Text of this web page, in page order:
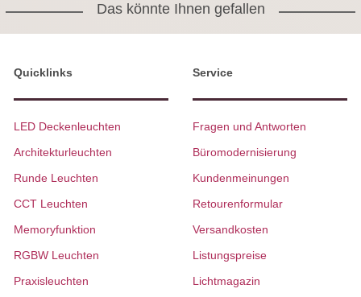
Das könnte Ihnen gefallen
Quicklinks
LED Deckenleuchten
Architekturleuchten
Runde Leuchten
CCT Leuchten
Memoryfunktion
RGBW Leuchten
Praxisleuchten
Service
Fragen und Antworten
Büromodernisierung
Kundenmeinungen
Retourenformular
Versandkosten
Listungspreise
Lichtmagazin